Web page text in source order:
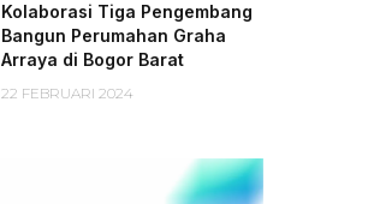
Kolaborasi Tiga Pengembang
Bangun Perumahan Graha
Arraya di Bogor Barat
22 FEBRUARI 2024